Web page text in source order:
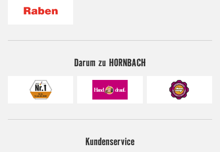
Darum zu HORNBACH
Kundenservice